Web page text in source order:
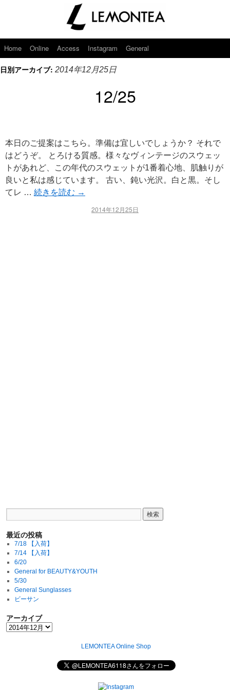
Home Online Access Instagram General
日別アーカイブ: 2014年12月25日
12/25
本日のご提案はこちら。準備は宜しいでしょうか？ それで
はどうぞ。 とろける質感。様々なヴィンテージのスウェッ
トがあれど、この年代のスウェットが1番着心地、肌触りが
良いと私は感じています。 古い、鈍い光沢。白と黒。そし
てレ … 続きを読む →
2014年12月25日
最近の投稿
7/18 【入荷】
7/14 【入荷】
6/20
General for BEAUTY&YOUTH
5/30
General Sunglasses
ビーサン
アーカイブ
LEMONTEA Online Shop